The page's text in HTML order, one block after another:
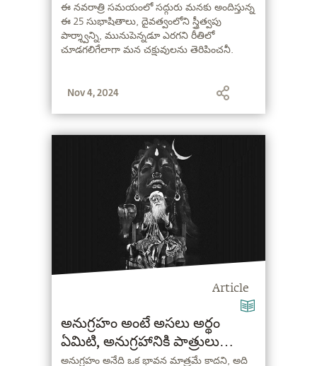
ఈ నవరాత్రి సమయంలో సద్గురు మనకు అందిస్తున్న
ఈ 25 సుభాషితాలు, దైవత్వంలోని స్త్రీత్వపు
పార్శ్వాన్ని, మునుపెన్నడూ ఎరగని రీతిలో
చూడగలిగేలాగా మన చక్షువులను తెరిపించనీ.
Nov 4, 2024
Article
అనుగ్రహం అంటే అసలు అర్థం
ఏమిటి, అనుగ్రహానికి పాత్రులు
కావడం ఎలా?
అనుగ్రహం అనేది ఒక భావన మాత్రమే కాదని, అది